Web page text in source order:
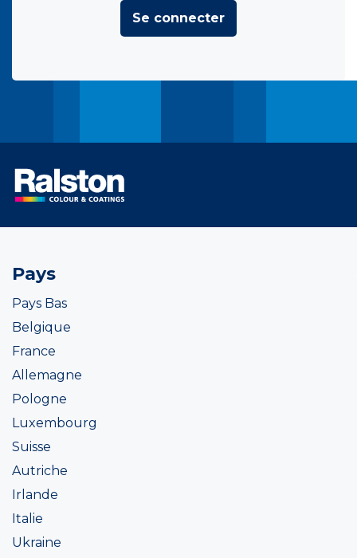
Se connecter
Pays
Pays Bas
Belgique
France
Allemagne
Pologne
Luxembourg
Suisse
Autriche
Irlande
Italie
Ukraine